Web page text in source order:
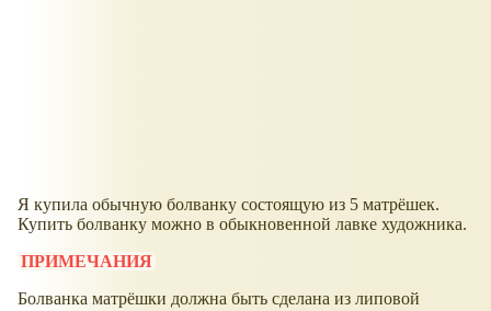
Я купила обычную болванку состоящую из 5 матрёшек.
Купить болванку можно в обыкновенной лавке художника.
ПРИМЕЧАНИЯ
Болванка матрёшки должна быть сделана из липовой